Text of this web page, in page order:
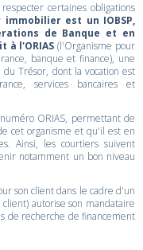
certaines obligations
est un IOBSP,
de Banque et en
à l'ORIAS(l'Organisme pour
banque et finance), une
Trésor, dont la vocation est
services bancaires et
ORIAS, permettant de
cet organisme et qu'il est en
Ainsi, les courtiers suivent
notamment un bon niveau
son client dans le cadre d'un
autorise son mandataire
de recherche de financement